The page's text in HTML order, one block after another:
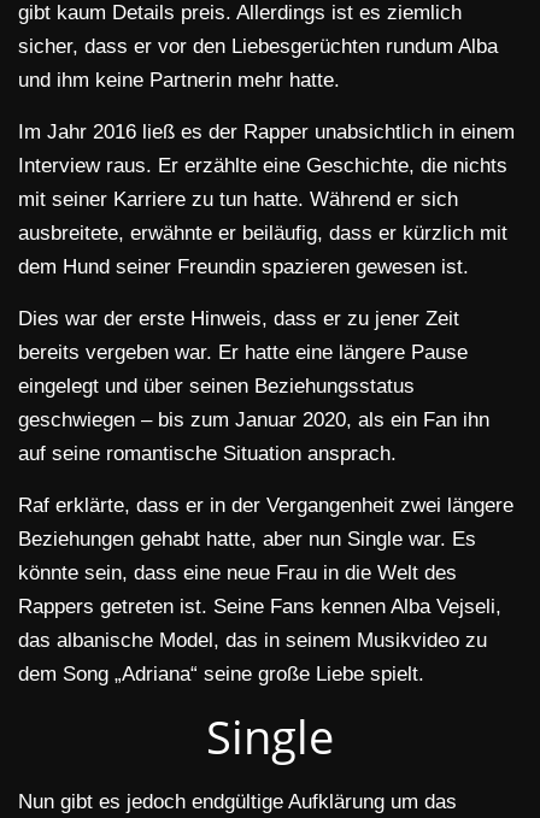
gibt kaum Details preis. Allerdings ist es ziemlich
sicher, dass er vor den Liebesgerüchten rundum Alba
und ihm keine Partnerin mehr hatte.
Im Jahr 2016 ließ es der Rapper unabsichtlich in einem
Interview raus. Er erzählte eine Geschichte, die nichts
mit seiner Karriere zu tun hatte. Während er sich
ausbreitete, erwähnte er beiläufig, dass er kürzlich mit
dem Hund seiner Freundin spazieren gewesen ist.
Dies war der erste Hinweis, dass er zu jener Zeit
bereits vergeben war. Er hatte eine längere Pause
eingelegt und über seinen Beziehungsstatus
geschwiegen – bis zum Januar 2020, als ein Fan ihn
auf seine romantische Situation ansprach.
Raf erklärte, dass er in der Vergangenheit zwei längere
Beziehungen gehabt hatte, aber nun Single war. Es
könnte sein, dass eine neue Frau in die Welt des
Rappers getreten ist. Seine Fans kennen Alba Vejseli,
das albanische Model, das in seinem Musikvideo zu
dem Song „Adriana“ seine große Liebe spielt.
Single
Nun gibt es jedoch endgültige Aufklärung um das